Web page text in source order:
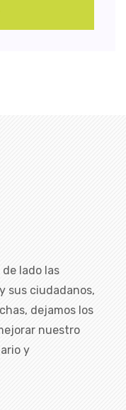
lado las
sus ciudadanos,
dejamos los
nuestro
y